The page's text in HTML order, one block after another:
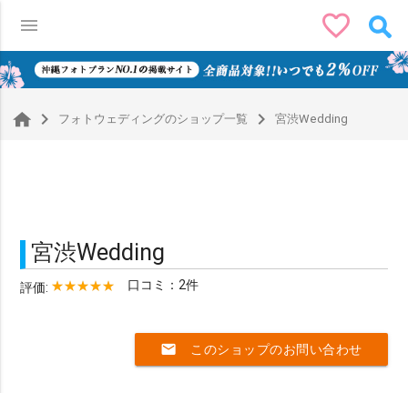
menu favorite_border
navigate_next フォトウェディングのショップ一覧 navigate_next 宮渋Wedding
宮渋Wedding
評価: 口コミ：2件
mail このショップのお問い合わせ